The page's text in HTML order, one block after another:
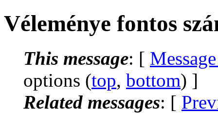
Véleménye fontos
This message: [
options (top, bottom) ]
Related messages: [